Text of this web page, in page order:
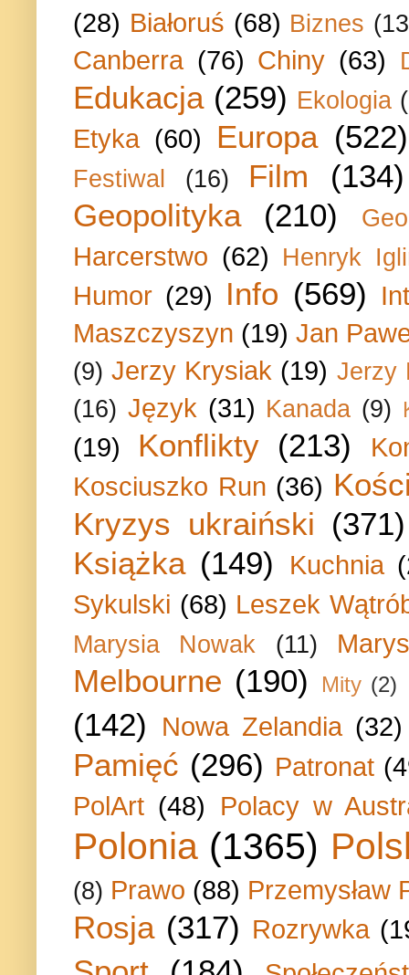
(28) Białoruś (68) Biznes
Canberra (76) Chiny (63)
Edukacja (259) Ekologia
Etyka (60) Europa (522)
Festiwal (16) Film
(134)
Geopolityka
(210)
Harcerstwo (62) Henryk
Humor (29) Info (569)
Maszczyszyn (19) Jan
(9) Jerzy Krysiak (19) Jerzy
(16) Język (31) Kanada (9)
(19) Konflikty (213)
Kosciuszko Run (36)
Kryzys ukraiński (371)
Książka (149) Kuchnia
Sykulski (68) Leszek
Marysia Nowak (11)
Melbourne (190) Mity (2)
(142) Nowa Zelandia (32)
Pamięć (296) Patronat
PolArt (48) Polacy w
Polonia (1365)
(8) Prawo (88) Przemysław
Rosja (317) Rozrywka